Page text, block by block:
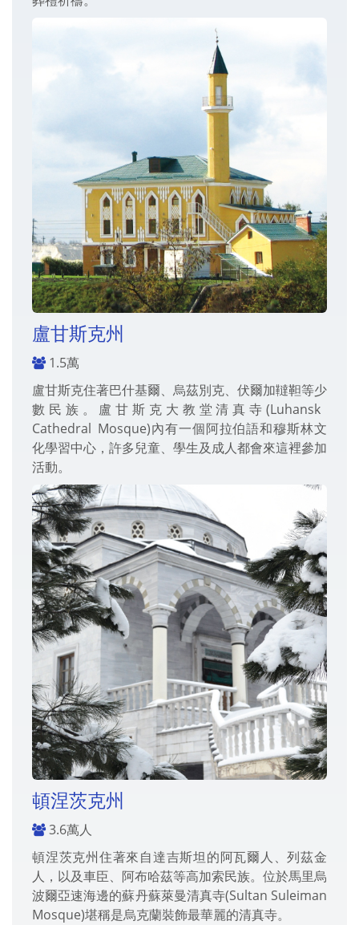
盧甘斯克州
1.5萬
盧甘斯克住著巴什基爾、烏茲別克、伏爾加韃靼等少
數民族。盧甘斯克大教堂清真寺(Luhansk
Cathedral Mosque)內有一個阿拉伯語和穆斯林文
化學習中心，許多兒童、學生及成人都會來這裡參加
活動。
頓涅茨克州
3.6萬人
頓涅茨克州住著來自達吉斯坦的阿瓦爾人、列茲金
人，以及車臣、阿布哈茲等高加索民族。位於馬里烏
波爾亞速海邊的蘇丹蘇萊曼清真寺(Sultan Suleiman
Mosque)堪稱是烏克蘭裝飾最華麗的清真寺。